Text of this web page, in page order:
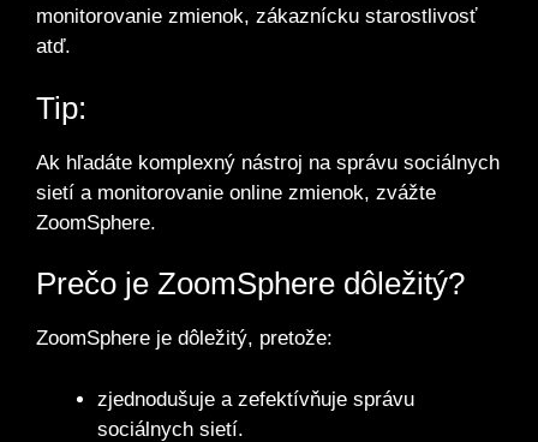
monitorovanie zmienok, zákaznícku starostlivosť
atď.
Tip:
Ak hľadáte komplexný nástroj na správu sociálnych
sietí a monitorovanie online zmienok, zvážte
ZoomSphere.
Prečo je ZoomSphere dôležitý?
ZoomSphere je dôležitý, pretože:
zjednodušuje a zefektívňuje správu
sociálnych sietí.